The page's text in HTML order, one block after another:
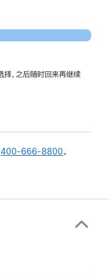
择，之后随时回来再继续
400-666-8800 。